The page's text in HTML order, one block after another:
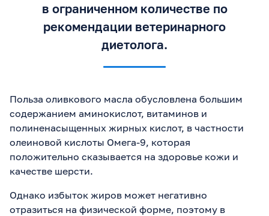
в ограниченном количестве по
рекомендации ветеринарного
диетолога.
Польза оливкового масла обусловлена большим
содержанием аминокислот, витаминов и
полиненасыщенных жирных кислот, в частности
олеиновой кислоты Омега-9, которая
положительно сказывается на здоровье кожи и
качестве шерсти.
Однако избыток жиров может негативно
отразиться на физической форме, поэтому в